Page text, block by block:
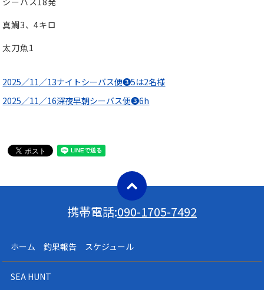
真鯛3、4キロ
太刀魚1
2025／11／13ナイトシーバス便❸5は2名様
2025／11／16深夜早朝シーバス便❸6h
携帯電話:090-1705-7492
ホーム 釣果報告 スケジュール
SEA HUNT